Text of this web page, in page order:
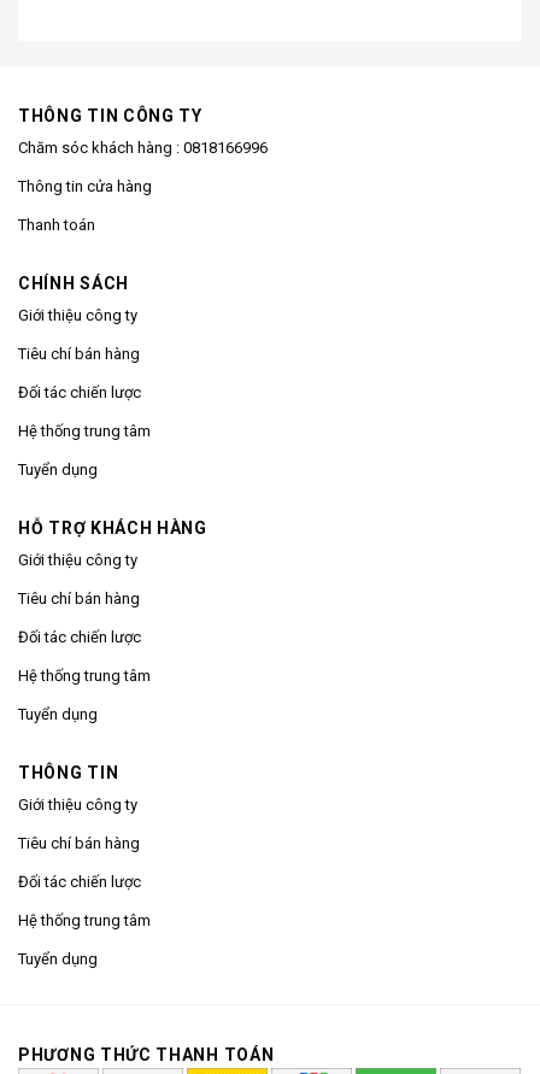
THÔNG TIN CÔNG TY
Chăm sóc khách hàng : 0818166996
Thông tin cửa hàng
Thanh toán
CHÍNH SÁCH
Giới thiệu công ty
Tiêu chí bán hàng
Đối tác chiến lược
Hệ thống trung tâm
Tuyển dụng
HỖ TRỢ KHÁCH HÀNG
Giới thiệu công ty
Tiêu chí bán hàng
Đối tác chiến lược
Hệ thống trung tâm
Tuyển dụng
THÔNG TIN
Giới thiệu công ty
Tiêu chí bán hàng
Đối tác chiến lược
Hệ thống trung tâm
Tuyển dụng
PHƯƠNG THỨC THANH TOÁN